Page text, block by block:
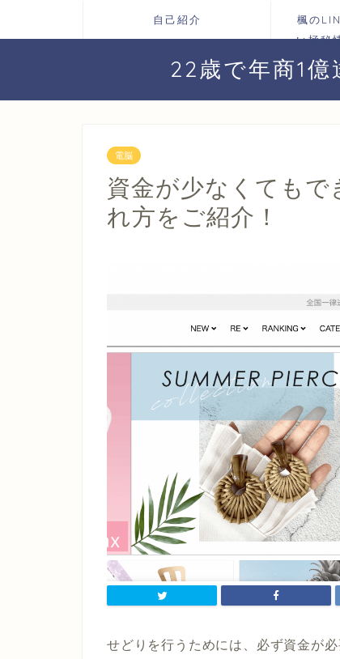
自己紹介
楓の
い極秘
お届け
22歳で年商1
電脳
資金が少なくてもで
れ方をご紹介！
せどりを行うためには、必ず資金が